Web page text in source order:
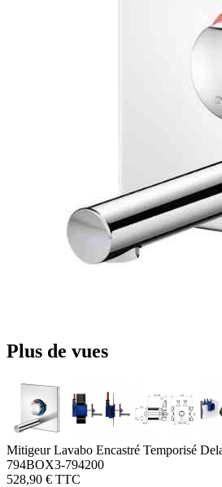
Plus de vues
Mitigeur Lavabo Encastré Temporisé
794BOX3-794200
528,90 € TTC